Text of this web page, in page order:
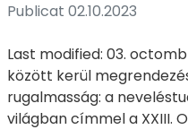
Publicat 02.10.2023
Last modified: 03.
között kerül
rugalmasság: a
világban címmel a XXIII.